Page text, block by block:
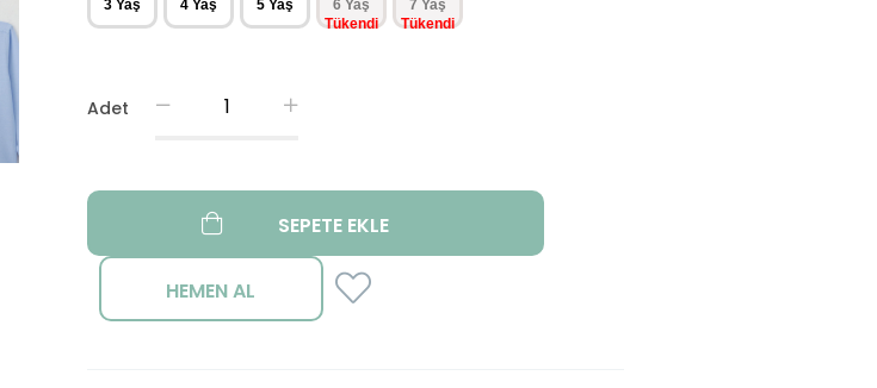
3 Yaş 4 Yaş 5 Yaş 6 Yaş 7 Yaş
Adet